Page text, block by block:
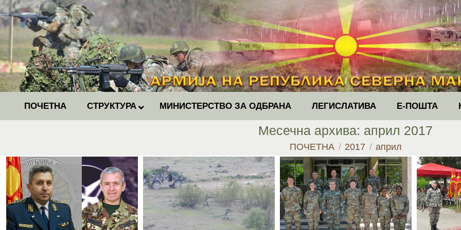
ПОЧЕТНА СТРУКТУРА МИНИСТЕРСТВО ЗА ОДБРАНА ЛЕГИСЛАТИВА Е-ПОШТА
Месечна архива: април 2017
You are here:
ПОЧЕТНА 2017 април